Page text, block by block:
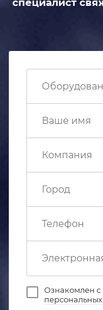
Ознакомлен с